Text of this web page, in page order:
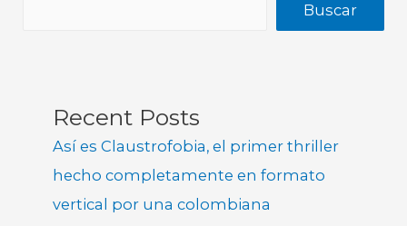
Buscar
Recent Posts
Así es Claustrofobia, el primer thriller
hecho completamente en formato
vertical por una colombiana